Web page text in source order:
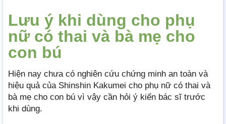
Lưu ý khi dùng cho phụ
nữ có thai và bà mẹ cho
con bú
Hiện nay chưa có nghiên cứu chứng minh an toàn và
hiệu quả của Shinshin Kakumei cho phụ nữ có thai và
bà mẹ cho con bú vì vậy cần hỏi ý kiến bác sĩ trước
khi dùng.